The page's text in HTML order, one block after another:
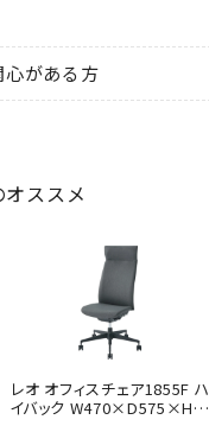
がある方
ススメ
レオ オフィスチェア1855F ハ
イバック W470×D575×H11